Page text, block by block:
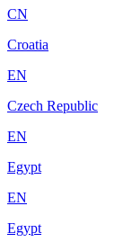
CN
Croatia
EN
Czech Republic
EN
Egypt
EN
Egypt